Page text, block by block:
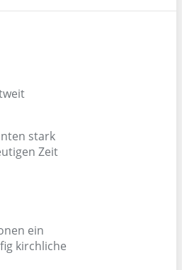
stark
Zeit
ein
kirchliche